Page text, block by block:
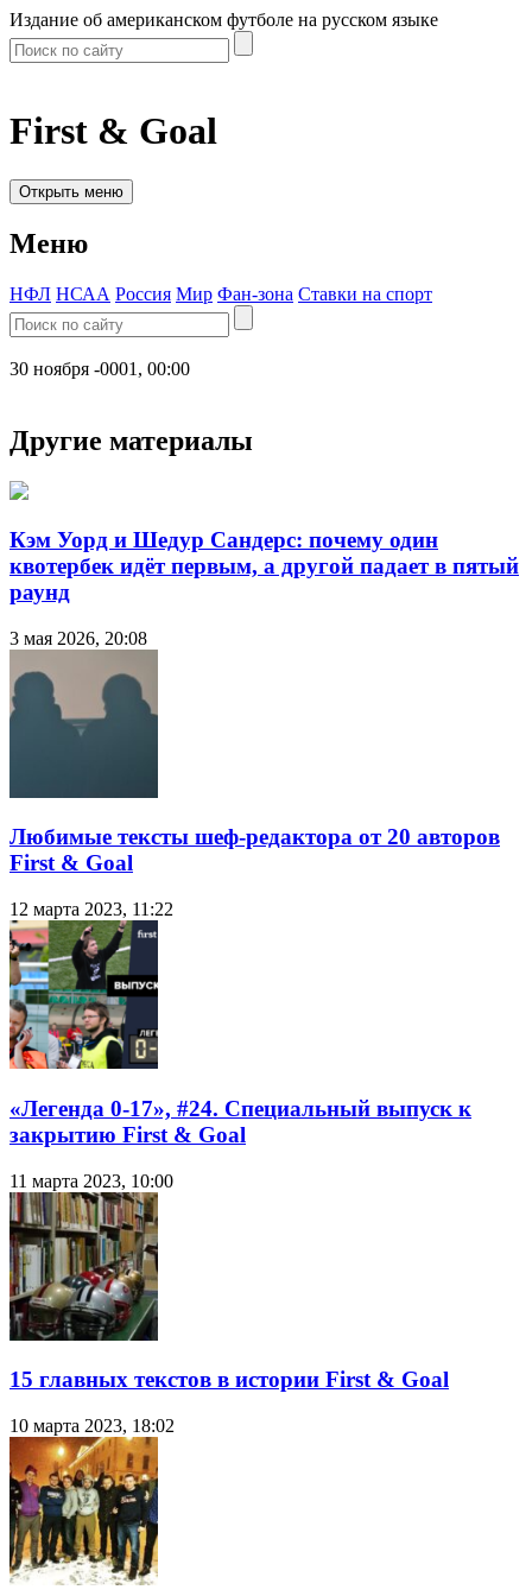
Издание об американском футболе на русском языке
First & Goal
Открыть меню
Меню
НФЛ НСАА Россия Мир Фан-зона Ставки на спорт
30 ноября -0001, 00:00
Другие материалы
Кэм Уорд и Шедур Сандерс: почему один
квотербек идёт первым, а другой падает в пятый
раунд
3 мая 2026, 20:08
Любимые тексты шеф-редактора от 20 авторов
First & Goal
12 марта 2023, 11:22
«Легенда 0-17», #24. Специальный выпуск к
закрытию First & Goal
11 марта 2023, 10:00
15 главных текстов в истории First & Goal
10 марта 2023, 18:02